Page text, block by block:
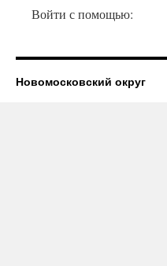
Войти с помощью:
Новомосковский округ